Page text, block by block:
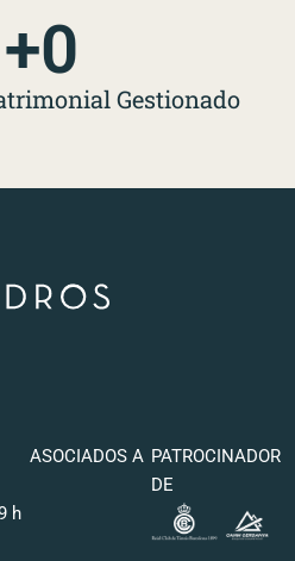
Gestionado
+0
h
ASOCIADOS A PATROCINADOR
DE